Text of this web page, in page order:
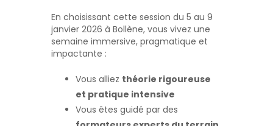
En choisissant cette session du 5 au 9
janvier 2026 à Bollène, vous vivez une
semaine immersive, pragmatique et
impactante :
Vous alliez théorie rigoureuse
et pratique intensive
Vous êtes guidé par des